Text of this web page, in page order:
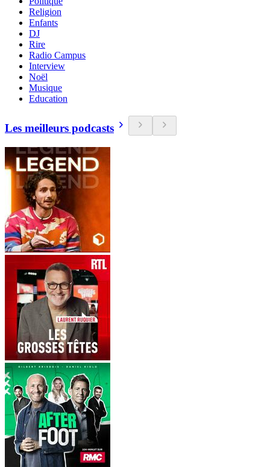
Religion
Enfants
DJ
Rire
Radio Campus
Interview
Noël
Musique
Education
Les meilleurs podcasts